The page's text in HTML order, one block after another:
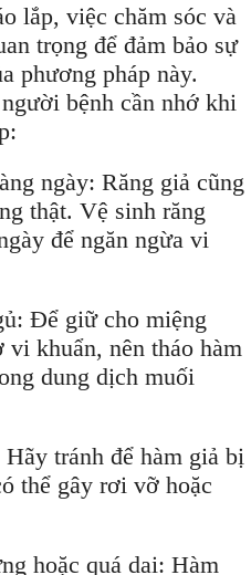
lắp, việc chăm sóc và
trọng để đảm bảo sự
phương pháp này.
bệnh cần nhớ khi
ngày: Răng giả cũng
thật. Vệ sinh răng
để ngăn ngừa vi
Để giữ cho miệng
vi khuẩn, nên tháo hàm
dung dịch muối
tránh để hàm giả bị
thể gây rơi vỡ hoặc
hoặc quá dai: Hàm